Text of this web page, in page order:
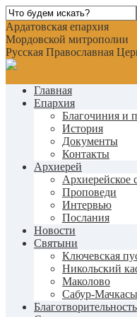
Ардатовская епархия
Мордовской митрополии
Русская Православная
Главная
Епархия
Благочиния и
История
Документы
Контакты
Архиерей
Архиерейское
Проповеди
Интервью
Послания
Новости
Святыни
Ключевская
Никольский
Маколово
Сабур-Мачкасы
Благотворительность